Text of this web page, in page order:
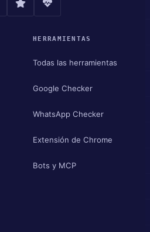
HERRAMIENTAS
Todas las herramientas
Google Checker
WhatsApp Checker
Extensión de Chrome
Bots y MCP